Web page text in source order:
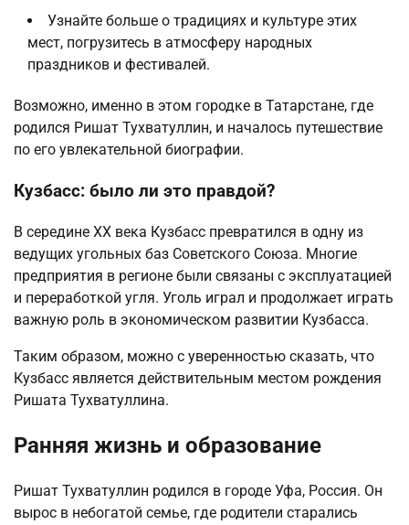
Узнайте больше о традициях и культуре этих
мест, погрузитесь в атмосферу народных
праздников и фестивалей.
Возможно, именно в этом городке в Татарстане, где
родился Ришат Тухватуллин, и началось путешествие
по его увлекательной биографии.
Кузбасс: было ли это правдой?
В середине XX века Кузбасс превратился в одну из
ведущих угольных баз Советского Союза. Многие
предприятия в регионе были связаны с эксплуатацией
и переработкой угля. Уголь играл и продолжает играть
важную роль в экономическом развитии Кузбасса.
Таким образом, можно с уверенностью сказать, что
Кузбасс является действительным местом рождения
Ришата Тухватуллина.
Ранняя жизнь и образование
Ришат Тухватуллин родился в городе Уфа, Россия. Он
вырос в небогатой семье, где родители старались